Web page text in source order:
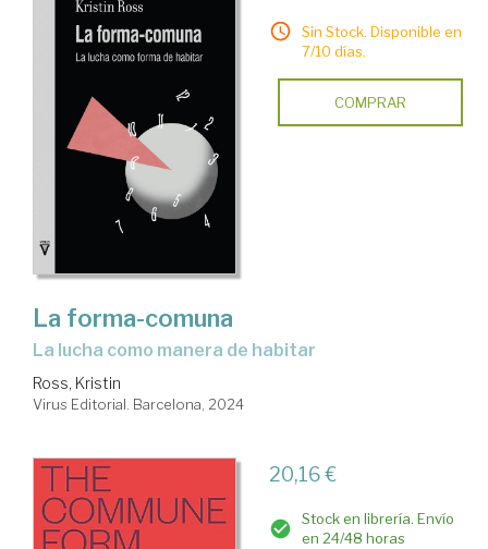
Sin Stock. Disponible en
7/10 días.
COMPRAR
La forma-comuna
La lucha como manera de habitar
Ross, Kristin
Virus Editorial. Barcelona, 2024
20,16 €
Stock en librería. Envío
en 24/48 horas